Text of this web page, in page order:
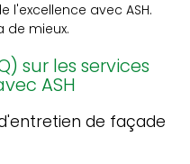
l'excellence avec ASH.
de mieux.
sur les services
ASH
de façade